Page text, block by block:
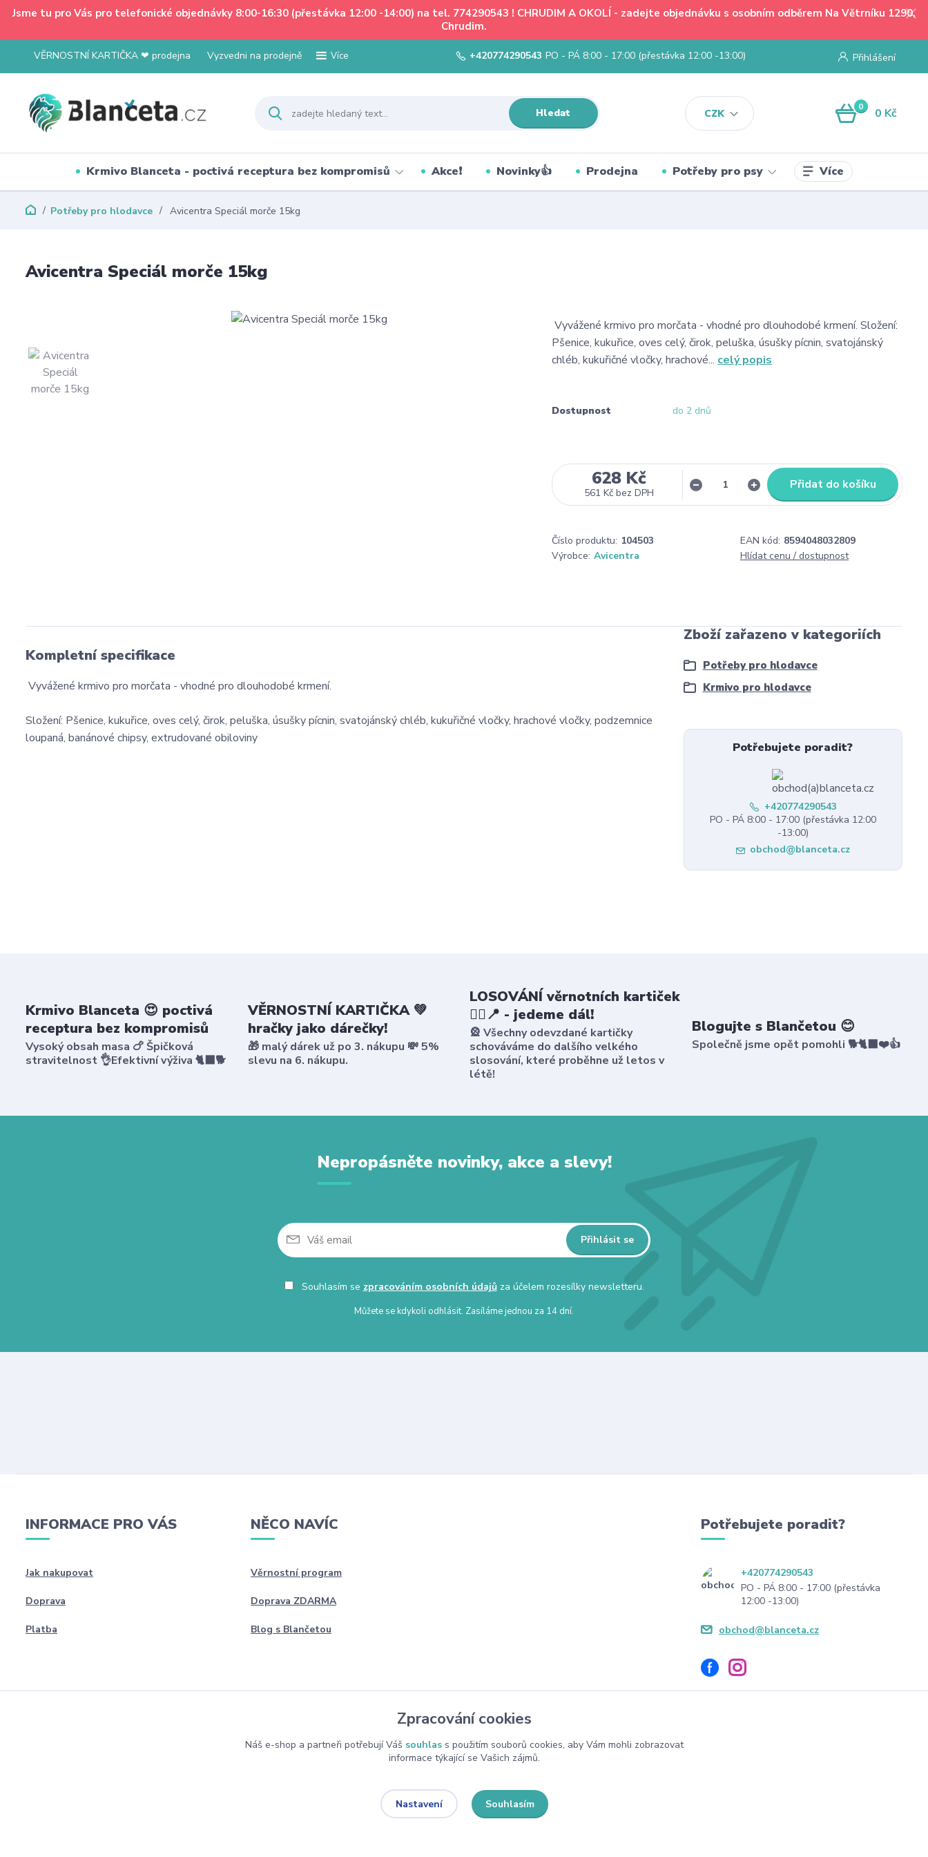
Jsme tu pro Vás pro telefonické objednávky 8:00-16:30 (přestávka 12:00 -14:00) na tel. 774290543 ! CHRUDIM A OKOLÍ - zadejte objednávku s osobním odběrem Na Větrníku 1290,
Chrudim.
VĚRNOSTNÍ KARTIČKA ❤ prodejna Vyzvedni na prodejně Více
CZK
Přihlášení
Hledat
+420774290543 PO - PÁ 8:00 - 17:00 (přestávka 12:00 -13:00)
0 0 Kč
Krmivo Blanceta - poctivá receptura bez kompromisů Akce❗ Novinky👍 Prodejna Potřeby pro psy Více
Potřeby pro hlodavce Avicentra Speciál morče 15kg
Avicentra Speciál morče 15kg
Vyvážené krmivo pro morčata - vhodné pro dlouhodobé krmení. Složení:
Pšenice, kukuřice, oves celý, čirok, peluška, úsušky pícnin, svatojánský
chléb, kukuřičné vločky, hrachové... celý popis
Dostupnost do 2 dnů
628 Kč
561 Kč bez DPH
Přidat do košíku
Číslo produktu: 104503 EAN kód: 8594048032809
Výrobce: Avicentra Hlídat cenu / dostupnost
Kompletní specifikace
Vyvážené krmivo pro morčata - vhodné pro dlouhodobé krmení.
Složení: Pšenice, kukuřice, oves celý, čirok, peluška, úsušky pícnin, svatojánský chléb, kukuřičné vločky, hrachové vločky, podzemnice
loupaná, banánové chipsy, extrudované obiloviny
Zboží zařazeno v kategoriích
Potřeby pro hlodavce
Krmivo pro hlodavce
Potřebujete poradit?
+420774290543
PO - PÁ 8:00 - 17:00 (přestávka 12:00
-13:00)
obchod@blanceta.cz
Krmivo Blanceta 😍 poctivá
receptura bez kompromisů
Vysoký obsah masa 🍗 Špičková
stravitelnost 👌Efektivní výživa 🐈‍⬛🐕
VĚRNOSTNÍ KARTIČKA 💚
hračky jako dárečky!
🎁 malý dárek už po 3. nákupu 💸 5%
slevu na 6. nákupu.
LOSOVÁNÍ věrnotních kartiček
🤸‍♀️📍 - jedeme dál!
🎡 Všechny odevzdané kartičky
schováváme do dalšího velkého
slosování, které proběhne už letos v
létě!
Blogujte s Blančetou 😊
Společně jsme opět pomohli 🐕🐈‍⬛❤️👍
Nepropásněte novinky, akce a slevy!
Přihlásit se
Souhlasím se zpracováním osobních údajůza účelem rozesílky newsletteru.
Můžete se kdykoli odhlásit. Zasíláme jednou za 14 dní.
INFORMACE PRO VÁS
Jak nakupovat
Doprava
Platba
NĚCO NAVÍC
Věrnostní program
Doprava ZDARMA
Blog s Blančetou
Potřebujete poradit?
+420774290543
PO - PÁ 8:00 - 17:00 (přestávka
12:00 -13:00)
obchod@blanceta.cz
Zpracování cookies
Náš e-shop a partneři potřebují Váš souhlass použitím souborů cookies, aby Vám mohli zobrazovat
informace týkající se Vašich zájmů.
Nastavení Souhlasím